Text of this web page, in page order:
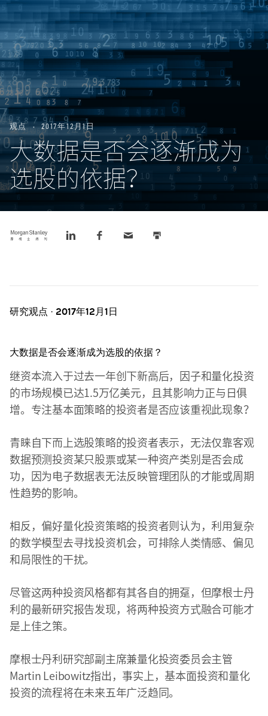
观点 2017年12月1日
大数据是否会逐渐成为
选股的依据？
LinkedIn
研究观点 · 2017年12月1日
大数据是否会逐渐成为选股的依据？
继资本流入于过去一年创下新高后，因子和量化投资
的市场规模已达1.5万亿美元，且其影响力正与日俱
增。专注基本面策略的投资者是否应该重视此现象？
青睐自下而上选股策略的投资者表示，无法仅靠客观
数据预测投资某只股票或某一种资产类别是否会成
功，因为电子数据表无法反映管理团队的才能或周期
性趋势的影响。
相反，偏好量化投资策略的投资者则认为，利用复杂
的数学模型去寻找投资机会，可排除人类情感、偏见
和局限性的干扰。
尽管这两种投资风格都有其各自的拥趸，但摩根士丹
利的最新研究报告发现，将两种投资方式融合可能才
是上佳之策。
摩根士丹利研究部副主席兼量化投资委员会主管
Martin Leibowitz指出，事实上，基本面投资和量化
投资的流程将在未来五年广泛趋同。